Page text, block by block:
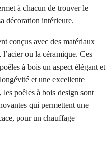
à chacun de trouver le
décoration intérieure.
conçus avec des matériaux
ou la céramique. Ces
à bois un aspect élégant et
et une excellente
poêles à bois design sont
qui permettent une
pour un chauffage